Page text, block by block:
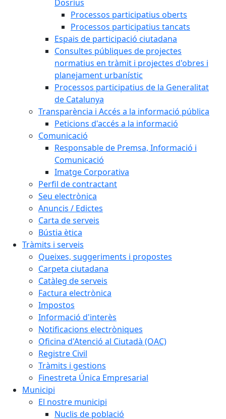
Dosrius
Processos participatius oberts
Processos participatius tancats
Espais de participació ciutadana
Consultes públiques de projectes
normatius en tràmit i projectes d'obres i
planejament urbanístic
Processos participatius de la Generalitat
de Catalunya
Transparència i Accés a la informació pública
Peticions d'accés a la informació
Comunicació
Responsable de Premsa, Informació i
Comunicació
Imatge Corporativa
Perfil de contractant
Seu electrònica
Anuncis / Edictes
Carta de serveis
Bústia ètica
Tràmits i serveis
Queixes, suggeriments i propostes
Carpeta ciutadana
Catàleg de serveis
Factura electrònica
Impostos
Informació d'interès
Notificacions electròniques
Oficina d'Atenció al Ciutadà (OAC)
Registre Civil
Tràmits i gestions
Finestreta Única Empresarial
Municipi
El nostre municipi
Nuclis de població